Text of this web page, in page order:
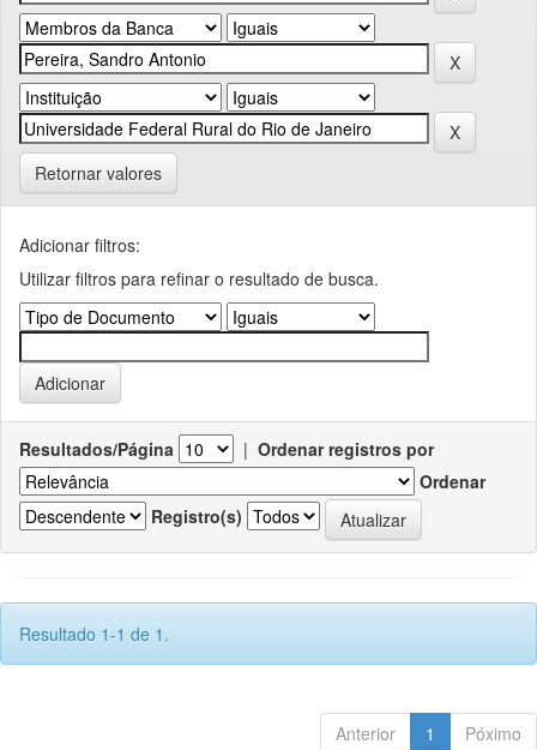
Retornar valores
Adicionar filtros:
Utilizar filtros para refinar o resultado de busca.
Resultados/Página | Ordenar registros por
Ordenar
Registro(s)
Resultado 1-1 de 1.
Anterior 1 Póximo